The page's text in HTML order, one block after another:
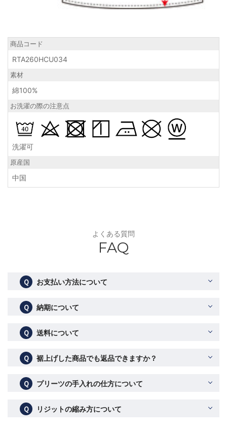
商品コード
RTA260HCU034
素材
綿100%
お洗濯の際の注意点
洗濯可
原産国
中国
よくある質問
FAQ
Ｑ お支払い方法について
Ｑ 納期について
Ｑ 送料について
Ｑ 裾上げした商品でも返品できますか？
Ｑ プリーツの手入れの仕方について
Ｑ リジットの縮み方について